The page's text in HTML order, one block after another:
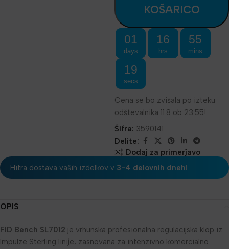
KOŠARICO
01
days
16
hrs
55
mins
19
secs
Cena se bo zvišala po izteku
odštevalnika 11.8 ob 23:55!
Šifra: 3590141
Delite:
Dodaj za primerjavo
Hitra dostava vaših izdelkov v 3-4 delovnih dneh!
OPIS
FID Bench SL7012 je vrhunska profesionalna regulacijska klop iz
Impulze Sterling linije, zasnovana za intenzivno komercialno